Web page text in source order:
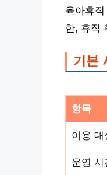
육아휴
한, 휴직
기본
항목
이용 대
운영 시